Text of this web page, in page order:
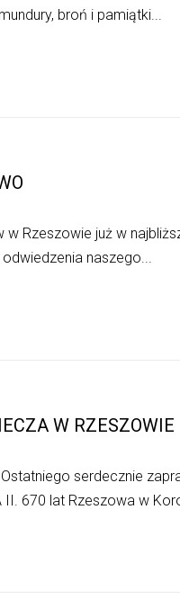
broń i pamiątki...
Rzeszowie już w
naszego...
W RZESZOWIE
serdecznie
II. 670 lat Rzeszowa w